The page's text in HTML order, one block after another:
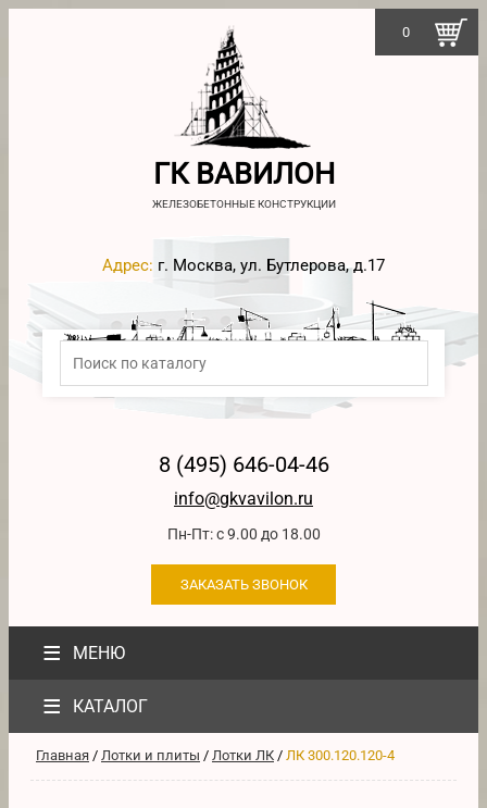
ГК ВАВИЛОН
ЖЕЛЕЗОБЕТОННЫЕ КОНСТРУКЦИИ
Адрес: г. Москва, ул. Бутлерова, д.17
8 (495) 646-04-46
info@gkvavilon.ru
Пн-Пт: с 9.00 до 18.00
ЗАКАЗАТЬ ЗВОНОК
≡ МЕНЮ
0
≡ КАТАЛОГ
Главная / Лотки и плиты / Лотки ЛК / ЛК 300.120.120-4